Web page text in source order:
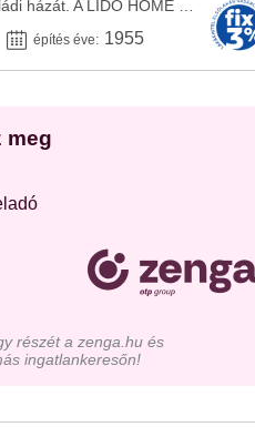
építés éve: 1955
meg
részét a zenga.hu és
ingatlankeresőn!